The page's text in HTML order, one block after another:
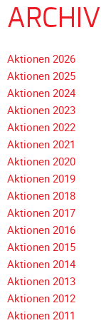
Galerie
Galerie
2023
Galerie
2022
Galerie
2021
Galerie
2020
Galerie
2019
Galerie
2018
Galerie
2017
ARCHIV
Aktionen 2026
Aktionen 2025
Aktionen 2024
Aktionen 2023
Aktionen 2022
Aktionen 2021
Aktionen 2020
Aktionen 2019
Aktionen 2018
Navigation
überspringen
Aktionen 2017
Aktionen 2016
Aktionen 2015
Aktionen 2014
Aktionen 2013
Aktionen 2012
Aktionen 2011